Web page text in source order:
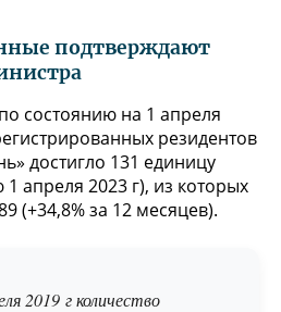
подтверждают
состоянию на 1 апреля
резидентов
достигло 131 единицу
апреля 2023 г), из которых
(+34,8% за 12 месяцев).
2019 г количество